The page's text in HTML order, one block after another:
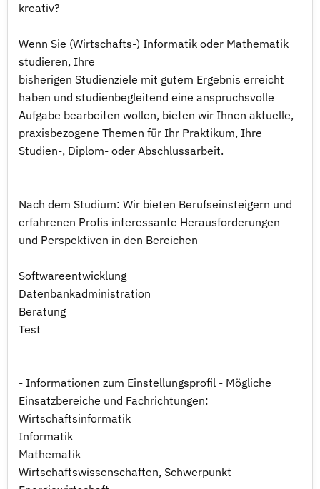
kreativ?
Wenn Sie (Wirtschafts-) Informatik oder Mathematik
studieren, Ihre
bisherigen Studienziele mit gutem Ergebnis erreicht
haben und studienbegleitend eine anspruchsvolle
Aufgabe bearbeiten wollen, bieten wir Ihnen aktuelle,
praxisbezogene Themen für Ihr Praktikum, Ihre
Studien-, Diplom- oder Abschlussarbeit.
Nach dem Studium: Wir bieten Berufseinsteigern und
erfahrenen Profis interessante Herausforderungen
und Perspektiven in den Bereichen
Softwareentwicklung
Datenbankadministration
Beratung
Test
- Informationen zum Einstellungsprofil - Mögliche
Einsatzbereiche und Fachrichtungen:
Wirtschaftsinformatik
Informatik
Mathematik
Wirtschaftswissenschaften, Schwerpunkt